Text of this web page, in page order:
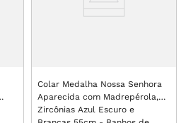
Colar Medalha Nossa Senhora
Aparecida com Madrepérola,
Zircônias Azul Escuro e